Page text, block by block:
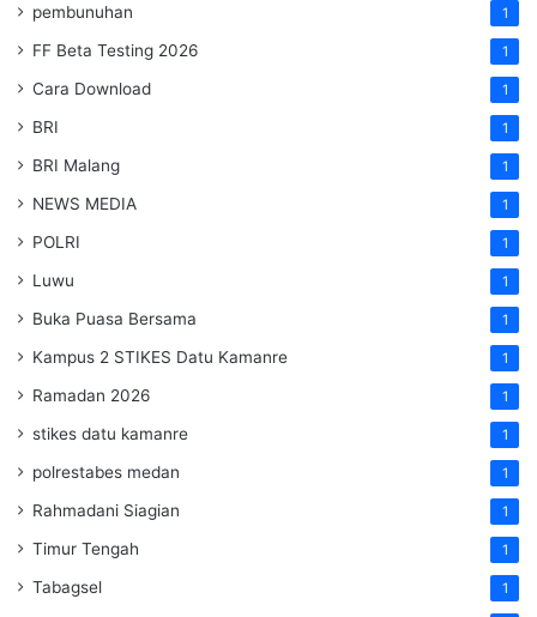
pembunuhan 1
FF Beta Testing 2026 1
Cara Download 1
BRI 1
BRI Malang 1
NEWS MEDIA 1
POLRI 1
Luwu 1
Buka Puasa Bersama 1
Kampus 2 STIKES Datu Kamanre 1
Ramadan 2026 1
stikes datu kamanre 1
polrestabes medan 1
Rahmadani Siagian 1
Timur Tengah 1
Tabagsel 1